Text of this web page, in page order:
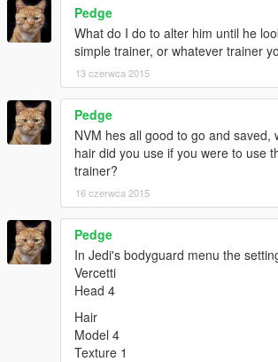
Pedge
What do I do to alter him until he
simple trainer, or whatever trainer
13 czerwca 2015
Pedge
NVM hes all good to go and saved,
hair did you use if you were to use
trainer?
16 czerwca 2015
Pedge
In Jedi's bodyguard menu the
Vercetti
Head 4
Hair
Model 4
Texture 1